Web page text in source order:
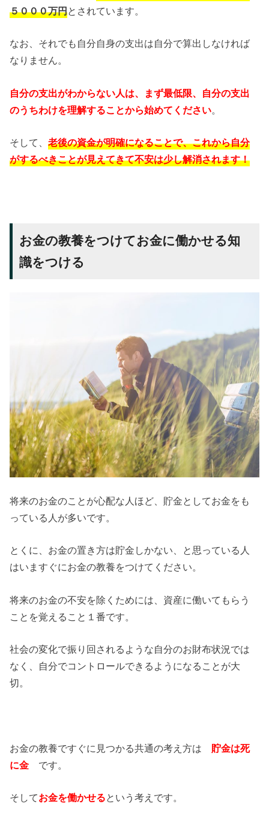
５０００万円とされています。
なお、それでも自分自身の支出は自分で算出しなければ
なりません。
自分の支出がわからない人は、まず最低限、自分の支出
のうちわけを理解することから始めてください。
そして、老後の資金が明確になることで、これから自分
がするべきことが見えてきて不安は少し解消されます！
お金の教養をつけてお金に働かせる知
識をつける
将来のお金のことが心配な人ほど、貯金としてお金をも
っている人が多いです。
とくに、お金の置き方は貯金しかない、と思っている人
はいますぐにお金の教養をつけてください。
将来のお金の不安を除くためには、資産に働いてもらう
ことを覚えること１番です。
社会の変化で振り回されるような自分のお財布状況では
なく、自分でコントロールできるようになることが大
切。
お金の教養ですぐに見つかる共通の考え方は 貯金は死
に金 です。
そしてお金を働かせるという考えです。